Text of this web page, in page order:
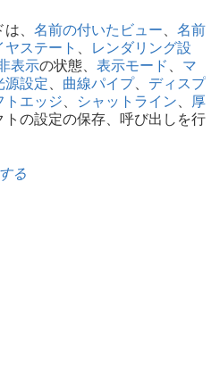
、 名前の付いたビュー、 名前
ヤステート 、 レンダリング設
表示の状態、 表示モード、 マ
源設定、 曲線パイプ、 ディスプ
トエッジ、 シャットライン、 厚
トの設定の保存、呼び出しを行
る